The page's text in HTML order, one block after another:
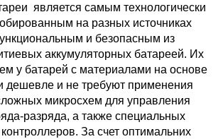
является самым технологически
на разных источниках
и безопасным из
аккумуляторных батареей. Их
у батарей с материалами на основе
дешевле и не требуют применения
микросхем для управления
разряда, а также специальных
За счет оптимальних